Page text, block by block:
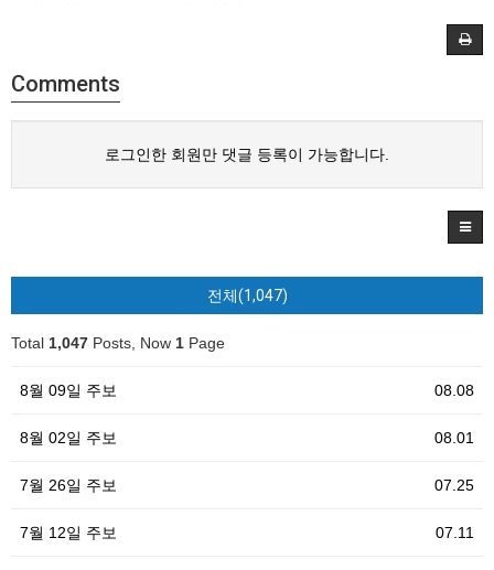
Comments
로그인한 회원만 댓글 등록이 가능합니다.
전체(1,047)
Total 1,047 Posts, Now 1 Page
08.08
8월 09일 주보
08.01
8월 02일 주보
07.25
7월 26일 주보
07.11
7월 12일 주보